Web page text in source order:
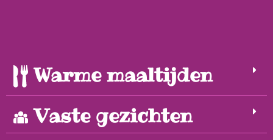
Warme maaltijden
Vaste gezichten